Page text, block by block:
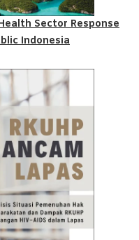
Sector Response
Indonesia